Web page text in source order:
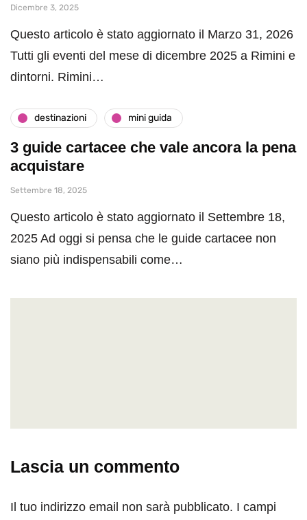
Dicembre 3, 2025
Questo articolo è stato aggiornato il Marzo 31, 2026
Tutti gli eventi del mese di dicembre 2025 a Rimini e
dintorni. Rimini…
destinazioni mini guida
3 guide cartacee che vale ancora la pena
acquistare
Settembre 18, 2025
Questo articolo è stato aggiornato il Settembre 18,
2025 Ad oggi si pensa che le guide cartacee non
siano più indispensabili come…
Lascia un commento
Il tuo indirizzo email non sarà pubblicato. I campi